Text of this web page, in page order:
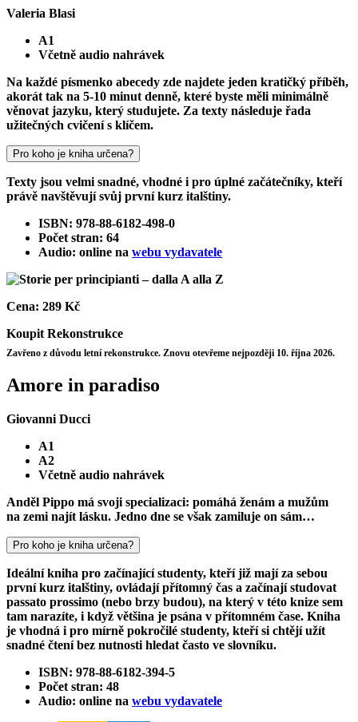
Valeria Blasi
A1
Včetně audio nahrávek
Na každé písmenko abecedy zde najdete jeden kratičký příběh,
akorát tak na 5-10 minut denně, které byste měli minimálně
věnovat jazyku, který studujete. Za texty následuje řada
užitečných cvičení s klíčem.
Pro koho je kniha určena?
Texty jsou velmi snadné, vhodné i pro úplné začátečníky, kteří
právě navštěvují svůj první kurz italštiny.
ISBN: 978-88-6182-498-0
Počet stran: 64
Audio: online na webu vydavatele
Cena: 289 Kč
Koupit Rekonstrukce
Zavřeno z důvodu letní rekonstrukce. Znovu otevřeme nejpozději 10. října 2026.
Amore in paradiso
Giovanni Ducci
A1
A2
Včetně audio nahrávek
Anděl Pippo má svoji specializaci: pomáhá ženám a mužům
na zemi najít lásku. Jedno dne se však zamiluje on sám…
Pro koho je kniha určena?
Ideální kniha pro začínající studenty, kteří již mají za sebou
první kurz italštiny, ovládají přítomný čas a začínají studovat
passato prossimo (nebo brzy budou), na který v této knize sem
tam narazíte, i když většina je psána v přítomném čase. Kniha
je vhodná i pro mírně pokročilé studenty, kteří si chtějí užít
snadné čtení bez nutnosti hledat často ve slovníku.
ISBN: 978-88-6182-394-5
Počet stran: 48
Audio: online na webu vydavatele